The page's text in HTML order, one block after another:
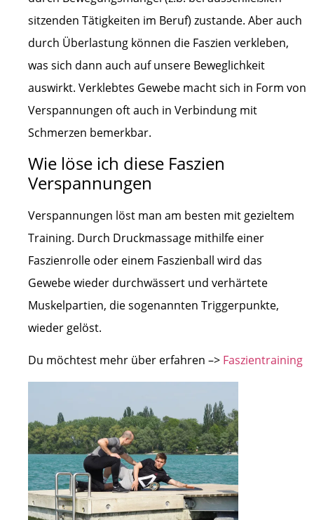
sitzenden Tätigkeiten im Beruf) zustande. Aber auch
durch Überlastung können die Faszien verkleben,
was sich dann auch auf unsere Beweglichkeit
auswirkt. Verklebtes Gewebe macht sich in Form von
Verspannungen oft auch in Verbindung mit
Schmerzen bemerkbar.
Wie löse ich diese Faszien
Verspannungen
Verspannungen löst man am besten mit gezieltem
Training. Durch Druckmassage mithilfe einer
Faszienrolle oder einem Faszienball wird das
Gewebe wieder durchwässert und verhärtete
Muskelpartien, die sogenannten Triggerpunkte,
wieder gelöst.
Du möchtest mehr über erfahren –> Faszientraining